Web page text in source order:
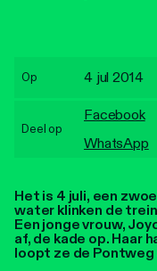
Het is 4 juli, een
water klinken de
Een jonge vrouw,
af, de kade op. Haar
loopt ze de
Op 4 jul 2014
Deel op
Facebook
WhatsApp
Personen
Stadsdichter